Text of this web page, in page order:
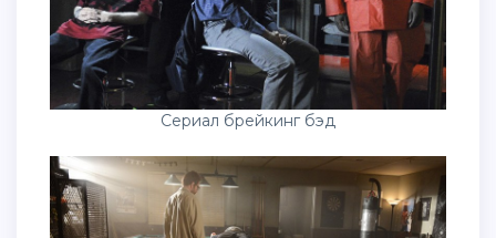
Сериал брейкинг бэд